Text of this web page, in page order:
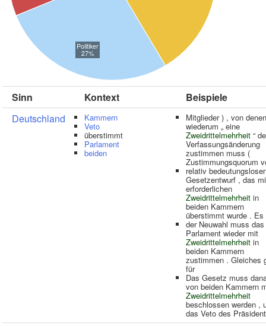
Politiker
27%
Sinn Kontext
Beispiele
Deutschland
Kammern
Veto
überstimmt
Parlament
beiden
Mitglieder ) , von denen
wiederum „ eine
Zweidrittelmehrheit “
Verfassungsänderung
zustimmen muss (
Zustimmungsquorum
relativ
Gesetzentwurf , das
erforderlichen
Zweidrittelmehrheit in
beiden Kammern
überstimmt wurde . Es
der Neuwahl muss
Parlament wieder mit
Zweidrittelmehrheit in
beiden Kammern
zustimmen . Gleiches
für
Das Gesetz muss
von beiden Kammern
Zweidrittelmehrheit
beschlossen werden ,
das Veto des